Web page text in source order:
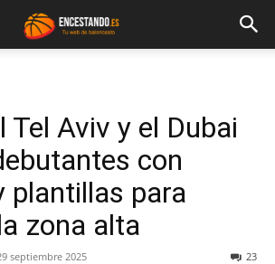
Tel Aviv y el Dubai
con
plantillas para
zona alta
septiembre 2025 23